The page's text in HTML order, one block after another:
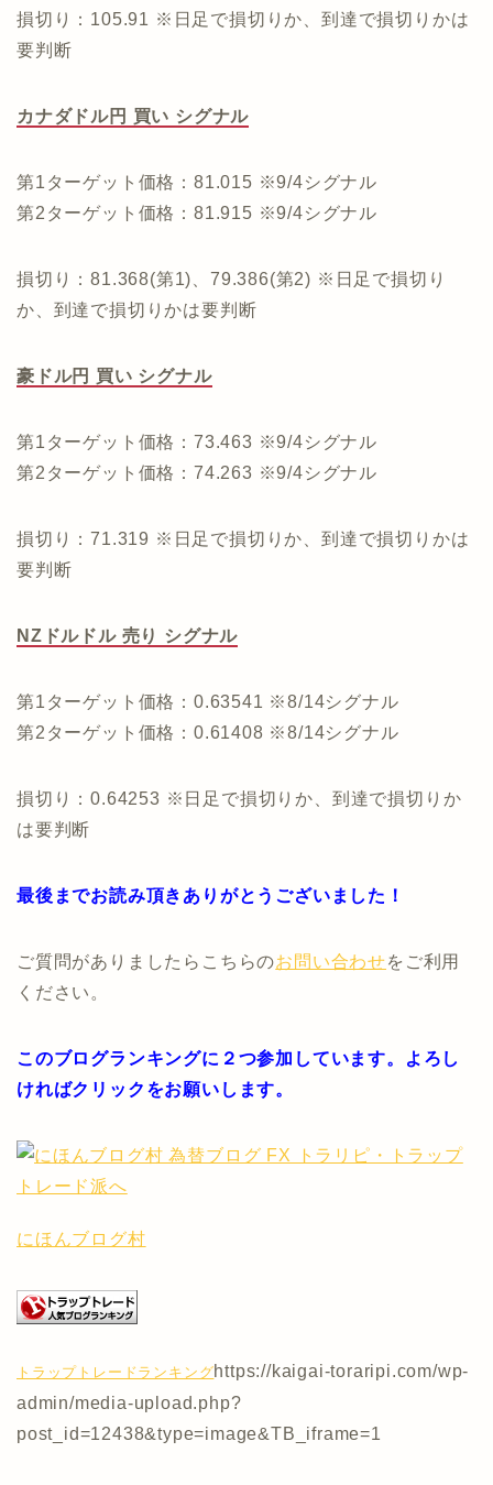
損切り：105.91 ※日足で損切りか、到達で損切りかは
要判断
カナダドル円 買い シグナル
第1ターゲット価格：81.015 ※9/4シグナル
第2ターゲット価格：81.915 ※9/4シグナル
損切り：81.368(第1)、79.386(第2) ※日足で損切り
か、到達で損切りかは要判断
豪ドル円 買い シグナル
第1ターゲット価格：73.463 ※9/4シグナル
第2ターゲット価格：74.263 ※9/4シグナル
損切り：71.319 ※日足で損切りか、到達で損切りかは
要判断
NZドルドル 売り シグナル
第1ターゲット価格：0.63541 ※8/14シグナル
第2ターゲット価格：0.61408 ※8/14シグナル
損切り：0.64253 ※日足で損切りか、到達で損切りか
は要判断
最後までお読み頂きありがとうございました！
ご質問がありましたらこちらのお問い合わせをご利用
ください。
このブログランキングに２つ参加しています。よろし
ければクリックをお願いします。
にほんブログ村
トラップトレードランキングhttps://kaigai-toraripi.com/wp-
admin/media-upload.php?
post_id=12438&type=image&TB_iframe=1